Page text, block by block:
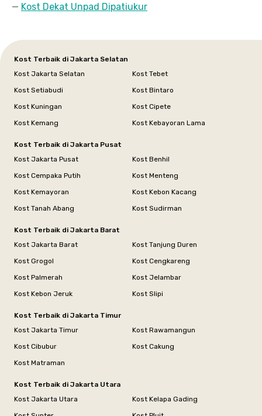
— Kost Dekat Unpad Dipatiukur
Kost Terbaik di Jakarta Selatan
Kost Jakarta Selatan
Kost Tebet
Kost Setiabudi
Kost Bintaro
Kost Kuningan
Kost Cipete
Kost Kemang
Kost Kebayoran Lama
Kost Terbaik di Jakarta Pusat
Kost Jakarta Pusat
Kost Benhil
Kost Cempaka Putih
Kost Menteng
Kost Kemayoran
Kost Kebon Kacang
Kost Tanah Abang
Kost Sudirman
Kost Terbaik di Jakarta Barat
Kost Jakarta Barat
Kost Tanjung Duren
Kost Grogol
Kost Cengkareng
Kost Palmerah
Kost Jelambar
Kost Kebon Jeruk
Kost Slipi
Kost Terbaik di Jakarta Timur
Kost Jakarta Timur
Kost Rawamangun
Kost Cibubur
Kost Cakung
Kost Matraman
Kost Terbaik di Jakarta Utara
Kost Jakarta Utara
Kost Kelapa Gading